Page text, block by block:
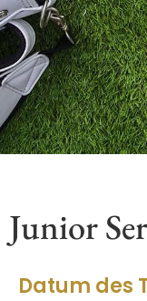
Junior
Datum des